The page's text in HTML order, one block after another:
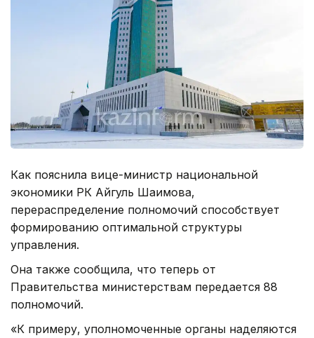
Как пояснила вице-министр национальной
экономики РК Айгуль Шаимова,
перераспределение полномочий способствует
формированию оптимальной структуры
управления.
Она также сообщила, что теперь от
Правительства министерствам передается 88
полномочий.
«К примеру, уполномоченные органы наделяются